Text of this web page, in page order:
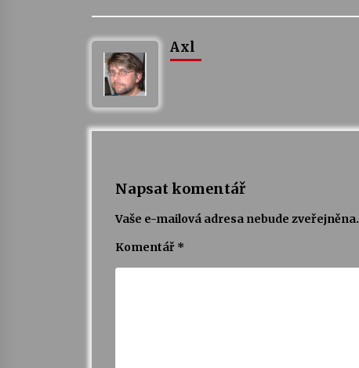
Axl
Napsat komentář
Vaše e-mailová adresa nebude zveřejněna.
Komentář *